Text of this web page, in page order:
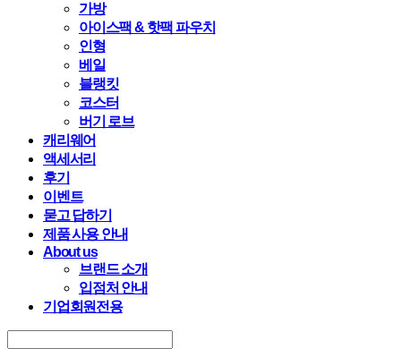
가방
아이스팩 & 핫팩 파우치
인형
베일
블랭킷
코스터
버기 로브
캐리웨어
액세서리
후기
이벤트
묻고 답하기
제품 사용 안내
About us
브랜드 소개
입점처 안내
기업회원전용